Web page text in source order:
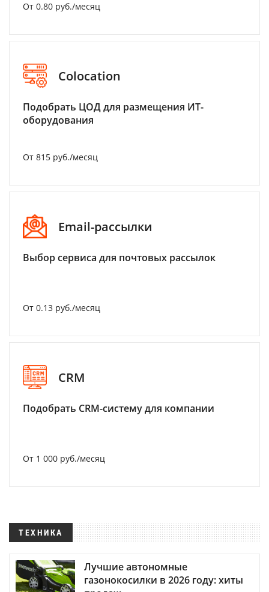
От 0.80 руб./месяц
Colocation
Подобрать ЦОД для размещения ИТ-
оборудования
От 815 руб./месяц
Email-рассылки
Выбор сервиса для почтовых рассылок
От 0.13 руб./месяц
CRM
Подобрать CRM-систему для компании
От 1 000 руб./месяц
ТЕХНИКА
Лучшие автономные
газонокосилки в 2026 году: хиты